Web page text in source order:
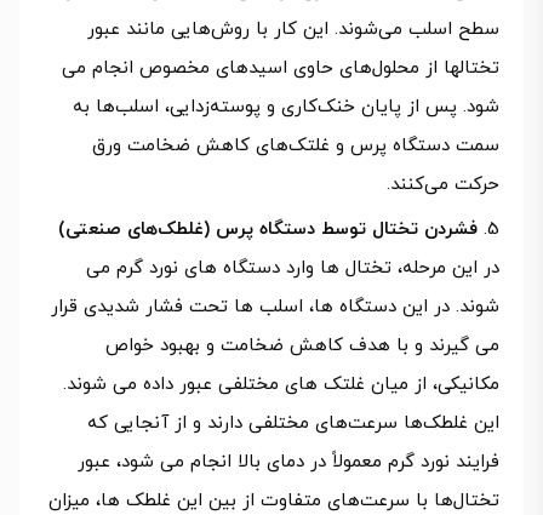
سطح اسلب می‌شوند. این کار با روش‌هایی مانند عبور
تختالها از محلول‌های حاوی اسیدهای مخصوص انجام می
شود. پس از پایان خنک‌کاری و پوسته‌زدایی، اسلب‌ها به
سمت دستگاه پرس و غلتک‌های کاهش ضخامت ورق
حرکت می‌کنند.
فشردن تختال توسط دستگاه پرس (غلطک‌های صنعتی)
در این مرحله، تختال ها وارد دستگاه های نورد گرم می
شوند. در این دستگاه ها، اسلب ها تحت فشار شدیدی قرار
می گیرند و با هدف کاهش ضخامت و بهبود خواص
مکانیکی، از میان غلتک های مختلفی عبور داده می شوند.
این غلطک‌ها سرعت‌های مختلفی دارند و از آنجایی که
فرایند نورد گرم معمولاً در دمای بالا انجام می شود، عبور
تختال‌ها با سرعت‌های متفاوت از بین این غلطک ها، میزان